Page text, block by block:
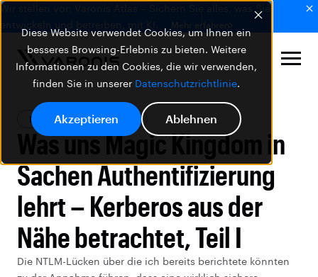
Diese Website verwendet Cookies, um Ihnen ein
besseres Browsing-Erlebnis zu bieten. Weitere
Informationen zu den Cookies, die wir verwenden,
finden Sie in unserer Datenschutzrichtlinie.
Akzeptieren Ablehnen
Wir stellen vor: Varonis Atlas – Sichern Sie alles, was Sie
entwickeln und betreiben, mit KI.
Mehr erfahren
Blog Datensicherheit
Was uns Magic Kingdom in
Sachen Authentifizierung
lehrt – Kerberos aus der
Nähe betrachtet, Teil I
Die NTLM-Lücken über die ich bereits berichtete könnten